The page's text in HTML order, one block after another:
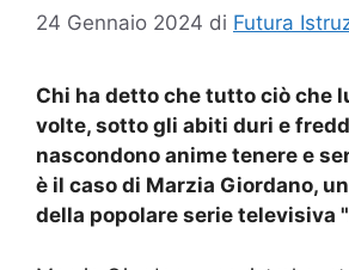
24 Gennaio 2024 di Futura
Chi ha detto che tutto ciò che
volte, sotto gli abiti duri e
nascondono anime tenere e
è il caso di Marzia Giordano,
della popolare serie televisiva